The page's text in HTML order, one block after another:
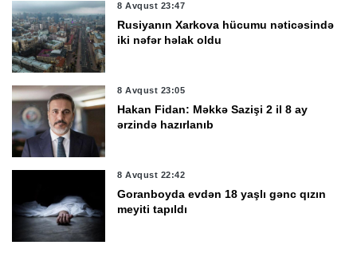
8 Avqust 23:47
Rusiyanın Xarkova hücumu nəticəsində
iki nəfər həlak oldu
8 Avqust 23:05
Hakan Fidan: Məkkə Sazişi 2 il 8 ay
ərzində hazırlanıb
8 Avqust 22:42
Goranboyda evdən 18 yaşlı gənc qızın
meyiti tapıldı